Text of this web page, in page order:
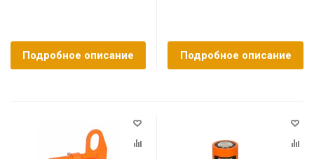
Подробное описание Подробное описание